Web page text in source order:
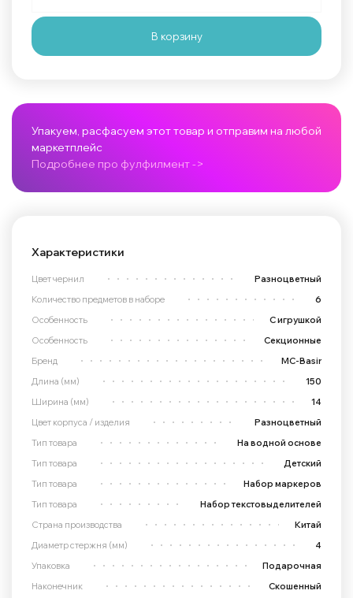
В корзину
Упакуем, расфасуем этот товар и отправим на любой
маркетплейс
Подробнее про фулфилмент ->
Характеристики
Цвет чернил
Разноцветный
Количество предметов в наборе
6
Особенность
С игрушкой
Особенность
Секционные
Бренд
MC-Basir
Длина (мм)
150
Ширина (мм)
14
Цвет корпуса / изделия
Разноцветный
Тип товара
На водной основе
Тип товара
Детский
Тип товара
Набор маркеров
Тип товара
Набор текстовыделителей
Страна производства
Китай
Диаметр стержня (мм)
4
Упаковка
Подарочная
Наконечник
Скошенный